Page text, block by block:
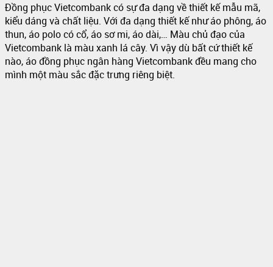
Đồng phục Vietcombank có sự đa dạng về thiết kế mẫu mã,
kiểu dáng và chất liệu. Với đa dạng thiết kế như áo phông, áo
thun, áo polo có cổ, áo sơ mi, áo dài,… Màu chủ đạo của
Vietcombank là màu xanh lá cây. Vì vậy dù bất cứ thiết kế
nào, áo đồng phục ngân hàng Vietcombank đều mang cho
mình một màu sắc đặc trưng riêng biệt.